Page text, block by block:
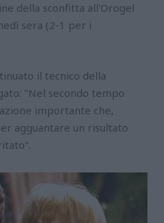
della sconfitta all'Orogel
sera (2-1 per i
il tecnico della
"Nel secondo tempo
importante che,
agguantare un risultato